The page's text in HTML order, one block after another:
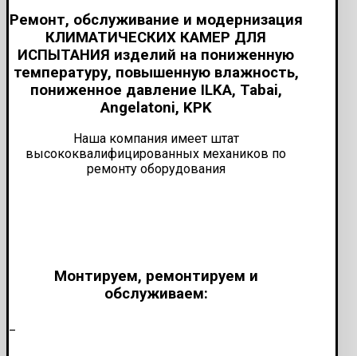
Ремонт, обслуживание и модернизация
КЛИМАТИЧЕСКИХ КАМЕР ДЛЯ
ИСПЫТАНИЯ изделий на пониженную
температуру, повышенную влажность,
пониженное давление ILKA, Tabai,
Angelatoni, KPK
Наша компания имеет штат
высококвалифицированных механиков по
ремонту оборудования
Монтируем, ремонтируем и
обслуживаем: